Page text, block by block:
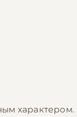
характером.